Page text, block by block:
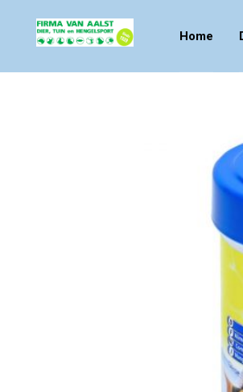
Home